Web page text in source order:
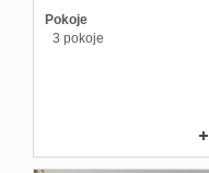
Pokoje
3 pokoje